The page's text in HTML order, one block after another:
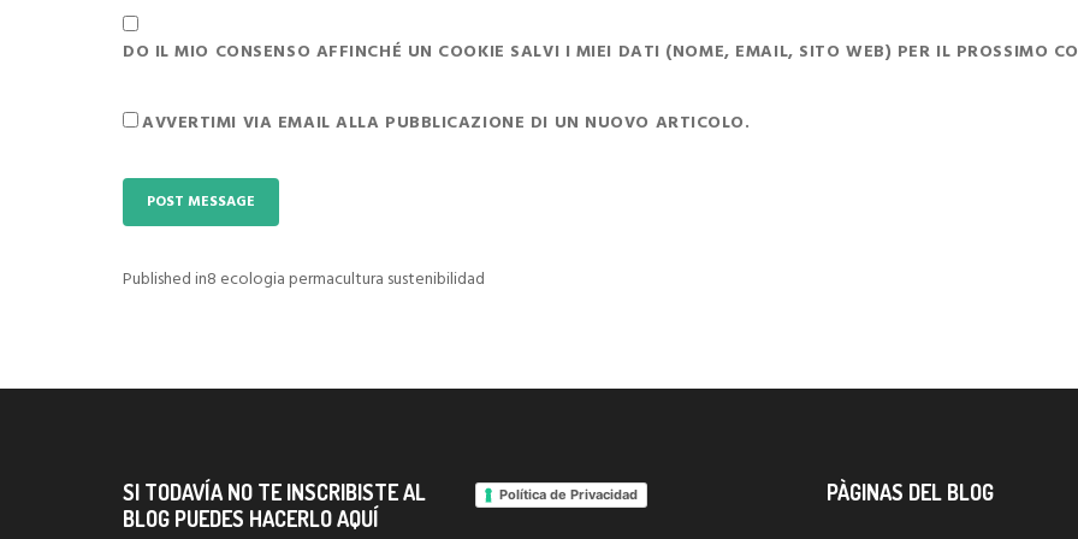
DO IL MIO CONSENSO AFFINCHÉ UN COOKIE SALVI I MIEI DATI (NOME, EMAIL, SITO WEB) PER IL PROSSIMO
AVVERTIMI VIA EMAIL ALLA PUBBLICAZIONE DI UN NUOVO ARTICOLO.
Navigazione
Published in8 ecologia permacultura sustenibilidad
SI TODAVÍA NO TE INSCRIBISTE AL
BLOG PUEDES HACERLO AQUÍ
Política de Privacidad PÀGINAS DEL BLOG